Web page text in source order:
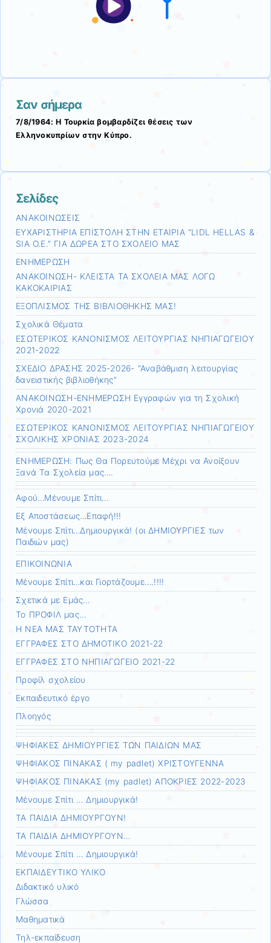
Σαν σήμερα
7/8/1964: Η Τουρκία βομβαρδίζει θέσεις των
Ελληνοκυπρίων στην Κύπρο.
Σελίδες
ΑΝΑΚΟΙΝΩΣΕΙΣ
ΕΥΧΑΡΙΣΤΗΡΙΑ ΕΠΙΣΤΟΛΗ ΣΤΗΝ ΕΤΑΙΡΙΑ “LIDL HELLAS &
SIA O.E.” ΓΙΑ ΔΩΡΕΑ ΣΤΟ ΣΧΟΛΕΙΟ ΜΑΣ
ΕΝΗΜΕΡΩΣΗ
ΑΝΑΚΟΙΝΩΣΗ- ΚΛΕΙΣΤΑ ΤΑ ΣΧΟΛΕΙΑ ΜΑΣ ΛΟΓΩ
ΚΑΚΟΚΑΙΡΙΑΣ
ΕΞΟΠΛΙΣΜΟΣ ΤΗΣ ΒΙΒΛΙΟΘΗΚΗΣ ΜΑΣ!
Σχολικά Θέματα
ΕΣΩΤΕΡΙΚΟΣ ΚΑΝΟΝΙΣΜΟΣ ΛΕΙΤΟΥΡΓΙΑΣ ΝΗΠΙΑΓΩΓΕΙΟΥ
2021-2022
ΣΧΕΔΙΟ ΔΡΑΣΗΣ 2025-2026- “Αναβάθμιση λειτουργίας
δανειστικής βιβλιοθήκης”
ΑΝΑΚΟΙΝΩΣΗ-ΕΝΗΜΕΡΩΣΗ Εγγραφών για τη Σχολική
Χρονιά 2020-2021
ΕΣΩΤΕΡΙΚΟΣ ΚΑΝΟΝΙΣΜΟΣ ΛΕΙΤΟΥΡΓΙΑΣ ΝΗΠΙΑΓΩΓΕΙΟΥ
ΣΧΟΛΙΚΗΣ ΧΡΟΝΙΑΣ 2023-2024
ΕΝΗΜΕΡΩΣΗ: Πως Θα Πορευτούμε Μέχρι να Ανοίξουν
Ξανά Τα Σχολεία μας….
Αφού…Μένουμε Σπίτι…
Εξ Αποστάσεως…Επαφή!!!
Μένουμε Σπίτι…Δημιουργικά! (οι ΔΗΜΙΟΥΡΓΙΕΣ των
Παιδιών μας)
ΕΠΙΚΟΙΝΩΝΙΑ
Μένουμε Σπίτι…και Γιορτάζουμε….!!!!
Σχετικά με Εμάς…
Το ΠΡΟΦΙΛ μας…
Η ΝΕΑ ΜΑΣ ΤΑΥΤΟΤΗΤΑ
ΕΓΓΡΑΦΕΣ ΣΤΟ ΔΗΜΟΤΙΚΟ 2021-22
ΕΓΓΡΑΦΕΣ ΣΤΟ ΝΗΠΙΑΓΩΓΕΙΟ 2021-22
Προφίλ σχολείου
Εκπαιδευτικό έργο
Πλοηγός
ΨΗΦΙΑΚΕΣ ΔΗΜΙΟΥΡΓΙΕΣ ΤΩΝ ΠΑΙΔΙΩΝ ΜΑΣ
ΨΗΦΙΑΚΟΣ ΠΙΝΑΚΑΣ ( my padlet) ΧΡΙΣΤΟΥΓΕΝΝΑ
ΨΗΦΙΑΚΟΣ ΠΙΝΑΚΑΣ (my padlet) ΑΠΟΚΡΙΕΣ 2022-2023
Μένουμε Σπίτι … Δημιουργικά!
ΤΑ ΠΑΙΔΙΑ ΔΗΜΙΟΥΡΓΟΥΝ!
ΤΑ ΠΑΙΔΙΑ ΔΗΜΙΟΥΡΓΟΥΝ…
Μένουμε Σπίτι … Δημιουργικά!
ΕΚΠΑΙΔΕΥΤΙΚΟ ΥΛΙΚΟ
Διδακτικό υλικό
Γλώσσα
Μαθηματικά
Τηλ-εκπαίδευση